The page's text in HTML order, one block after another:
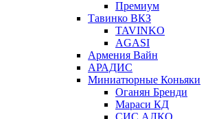
Премиум
Тавинко ВКЗ
TAVINKO
AGASI
Армения Вайн
АРАДИС
Миниатюрные Коньяки
Оганян Бренди
Мараси КД
СИС АЛКО